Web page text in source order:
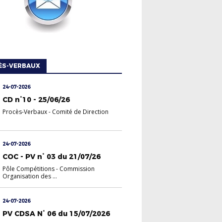
VERBAUX
24-07-2026
CD n°10 - 25/06/26
Procès-Verbaux- Comité de Direction
24-07-2026
COC - PV n° 03 du 21/07/26
Pôle Compétitions- Commission
Organisation des ...
24-07-2026
PV CDSA N° 06 du 15/07/2026